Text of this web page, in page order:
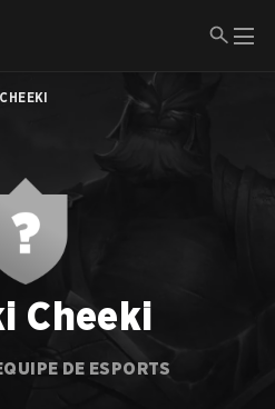
Cheeki
DE ESPORTS